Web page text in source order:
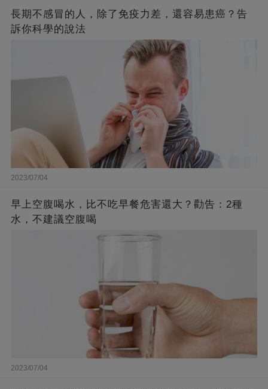
長期不感冒的人，除了免疫力差，還容易患癌？告
訴你科學的說法
2023/07/04
早上空腹喝水，比不吃早餐危害還大？勸告：2種
水，不建議空腹喝
2023/07/04